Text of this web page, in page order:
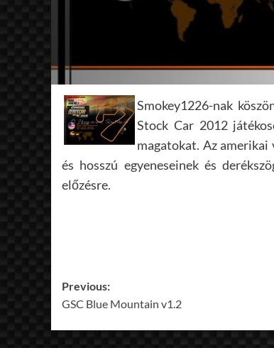
Smokey1226-nak
Stock Car 2012
magatokat. Az
és hosszú egyeneseinek és
előzésre.
Post
navigation
Previous:
GSC Blue Mountain v1.2